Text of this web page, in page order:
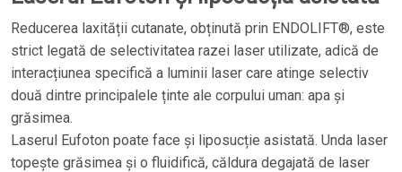
Reducerea laxității cutanate, obținută prin ENDOLIFT®, este
strict legată de selectivitatea razei laser utilizate, adică de
interacțiunea specifică a luminii laser care atinge selectiv
două dintre principalele ținte ale corpului uman: apa și
grăsimea.
Laserul Eufoton poate face și liposucție asistată. Unda laser
topește grăsimea și o fluidifică, căldura degajată de laser